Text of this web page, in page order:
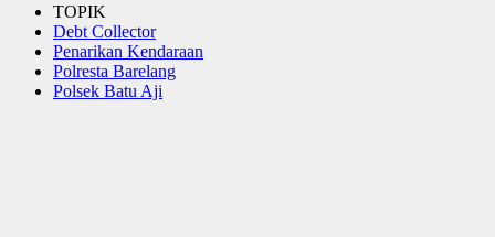
TOPIK
Debt Collector
Penarikan Kendaraan
Polresta Barelang
Polsek Batu Aji